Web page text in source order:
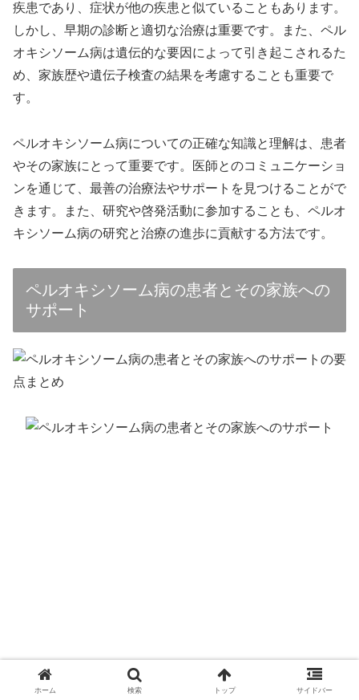
疾患であり、症状が他の疾患と似ていることもあります。
しかし、早期の診断と適切な治療は重要です。また、ペル
オキシソーム病は遺伝的な要因によって引き起こされるた
め、家族歴や遺伝子検査の結果を考慮することも重要で
す。
ペルオキシソーム病についての正確な知識と理解は、患者
やその家族にとって重要です。医師とのコミュニケーショ
ンを通じて、最善の治療法やサポートを見つけることがで
きます。また、研究や啓発活動に参加することも、ペルオ
キシソーム病の研究と治療の進歩に貢献する方法です。
ペルオキシソーム病の患者とその家族への
サポート
ホーム 検索 トップ サイドバー